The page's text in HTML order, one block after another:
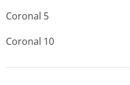
Coronal 5
Coronal 10